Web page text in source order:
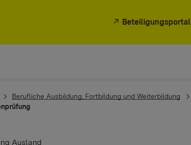
Beteiligungsportal
Berufliche Ausbildung, Fortbildung und Weiterbildung
Ausland